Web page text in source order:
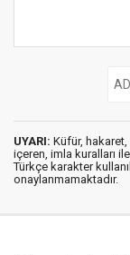
UYARI: Küfür,
içeren, imla kuralları
Türkçe karakter
onaylanmamaktadır.